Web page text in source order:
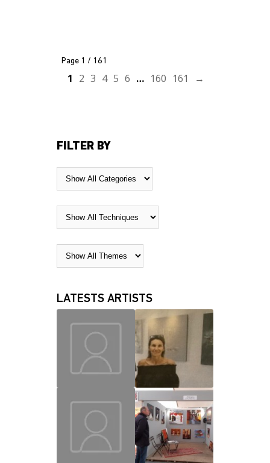
Page 1 / 161
1 2 3 4 5 6 … 160 161 →
FILTER BY
LATESTS ARTISTS
MAUD CHRISLAINE